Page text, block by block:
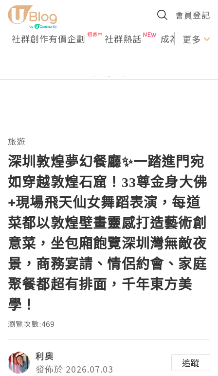
會員登記
社群創作有價企劃 社群熱話 成為U更多
旅遊
深圳敦煌夢幻餐廳✨一踏進門宛
如穿越敦煌石窟！33尊金身大佛
+現場飛天仙女舞蹈表演，每道
菜都以敦煌壁畫靈感打造藝術創
意菜，坐包廂飽覽深圳灣無敵夜
景，商務宴請、情侶約會、家庭
聚餐都超有排面，千年東方美
學！
瀏覽次數:469
利奧
發佈於 2026.07.03
追蹤